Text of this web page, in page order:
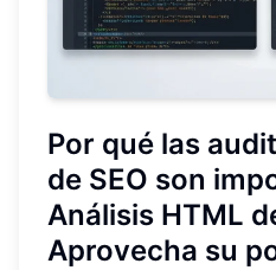
Por qué las
de SEO son
Análisis HTML
Aprovecha su